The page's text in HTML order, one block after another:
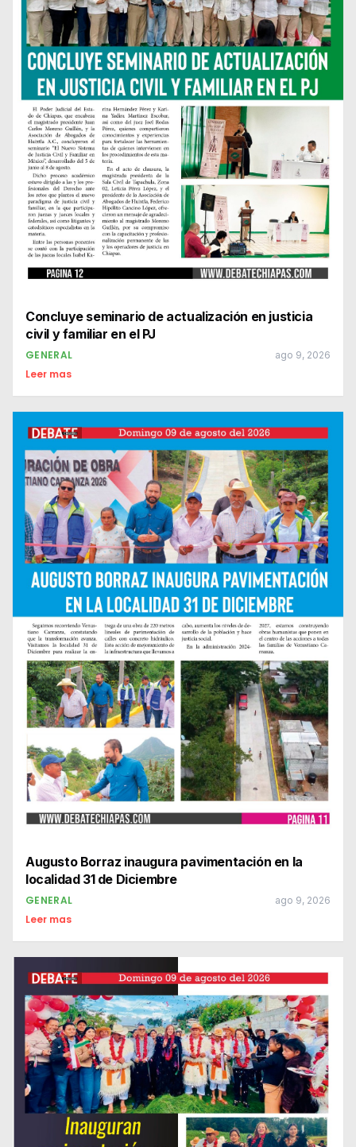
Concluye seminario de actualización en justicia
civil y familiar en el PJ
GENERAL ago 9, 2026
Leer mas
Augusto Borraz inaugura pavimentación en la
localidad 31 de Diciembre
GENERAL ago 9, 2026
Leer mas